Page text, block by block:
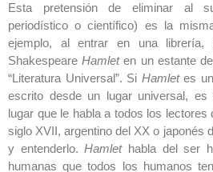
Esta pretensión de eliminar al
periodístico o científico) es la
ejemplo, al entrar en una librería,
ShakespeareHamleten un estante
“Literatura Universal”. Si Hamletes
escrito desde un lugar universal,
lugar que le habla a todos los
siglo XVII, argentino del XX o japonés
y entenderlo.Hamlethabla del ser
humanas que todos los humanos